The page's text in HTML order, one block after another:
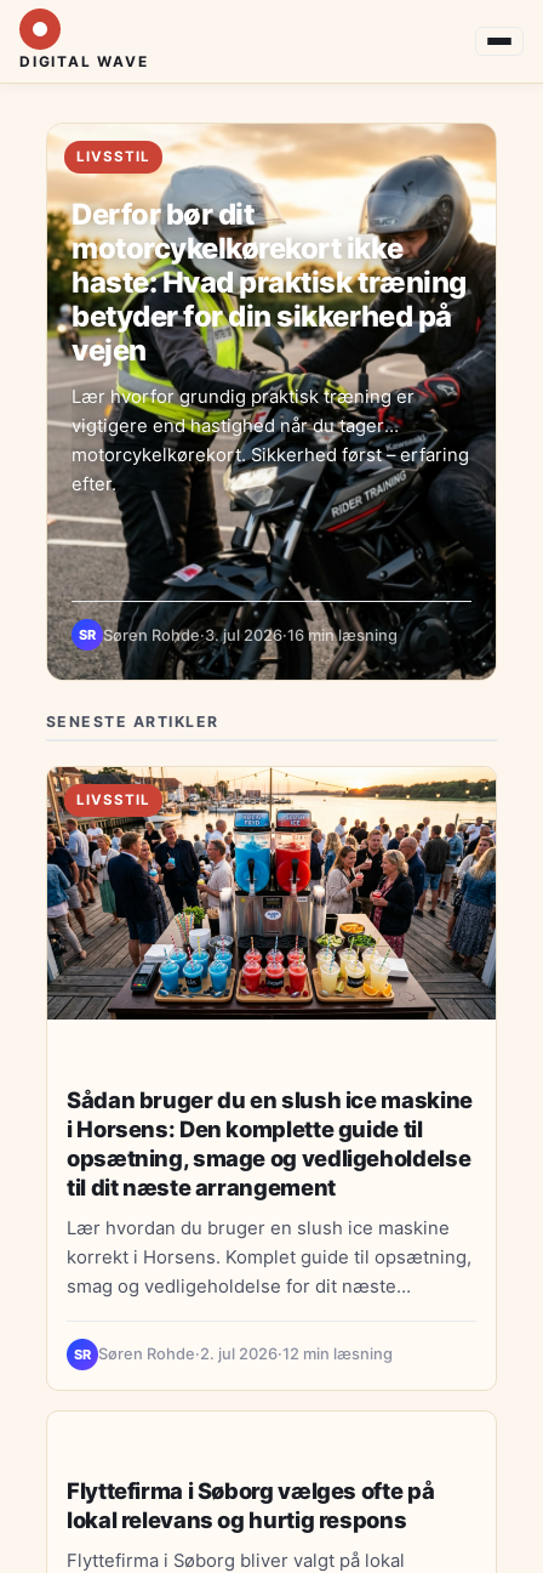
DIGITAL WAVE
LIVSSTIL
Derfor bør dit
motorcykelkørekort ikke
haste: Hvad praktisk træning
betyder for din sikkerhed på
vejen
Lær hvorfor grundig praktisk træning er
vigtigere end hastighed når du tager
motorcykelkørekort. Sikkerhed først – erfaring
efter.
SR Søren Rohde·3. jul 2026·16 min læsning
SENESTE ARTIKLER
LIVSSTIL
Sådan bruger du en slush ice maskine
i Horsens: Den komplette guide til
opsætning, smage og vedligeholdelse
til dit næste arrangement
Lær hvordan du bruger en slush ice maskine
korrekt i Horsens. Komplet guide til opsætning,
smag og vedligeholdelse for dit næste
SR Søren Rohde·2. jul 2026·12 min læsning
Flyttefirma i Søborg vælges ofte på
lokal relevans og hurtig respons
Flyttefirma i Søborg bliver valgt på lokal